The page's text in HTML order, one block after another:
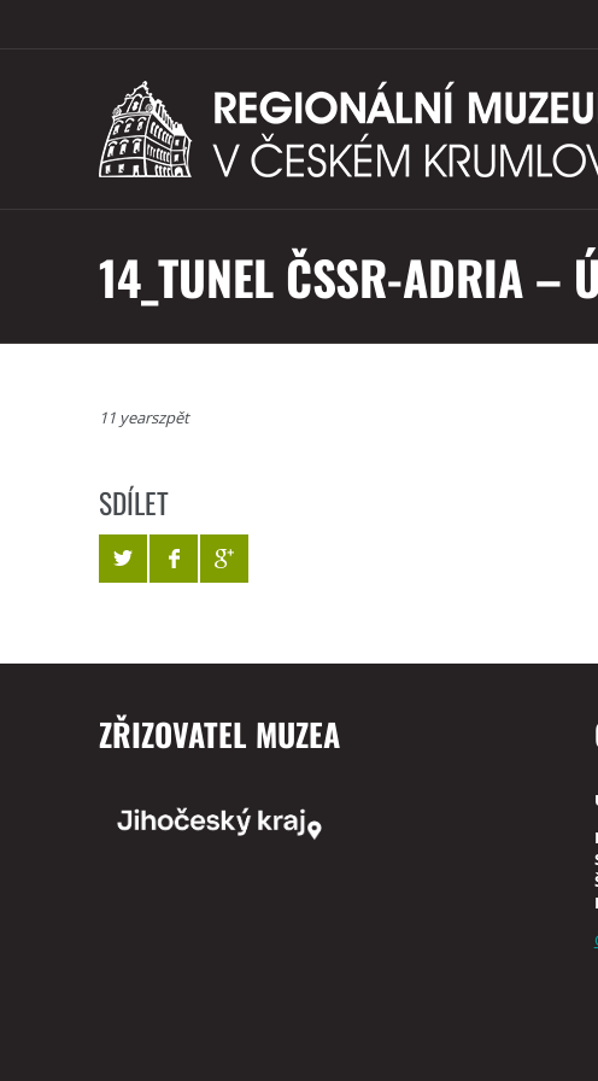
14_TUNEL ČSSR-ADRIA –
11 yearszpět
SDÍLET
ZŘIZOVATEL MUZEA